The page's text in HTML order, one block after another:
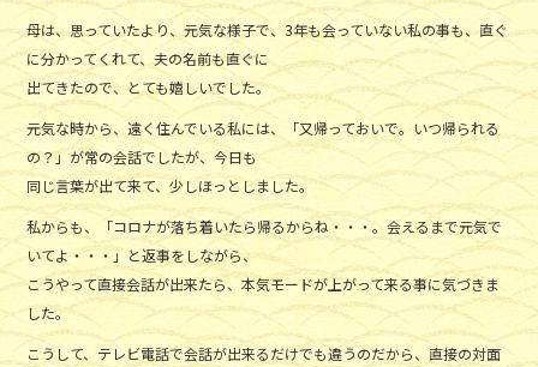
母は、思っていたより、元気な様子で、3年も会っていない私の事も、直ぐ
に分かってくれて、夫の名前も直ぐに
出てきたので、とても嬉しいでした。
元気な時から、遠く住んでいる私には、「又帰っておいで。いつ帰られる
の？」が常の会話でしたが、今日も
同じ言葉が出て来て、少しほっとしました。
私からも、「コロナが落ち着いたら帰るからね・・・。会えるまで元気で
いてよ・・・」と返事をしながら、
こうやって直接会話が出来たら、本気モードが上がって来る事に気づきま
した。
こうして、テレビ電話で会話が出来るだけでも違うのだから、直接の対面